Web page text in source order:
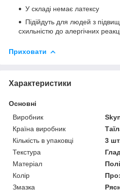
У складі немає латексу
Підійдуть для людей з
схильністю до алергічних
Приховати
Характеристики
Основні
Виробник
Країна виробник
Кількість в упаковці
3
Текстура
Матеріал
Колір
Змазка